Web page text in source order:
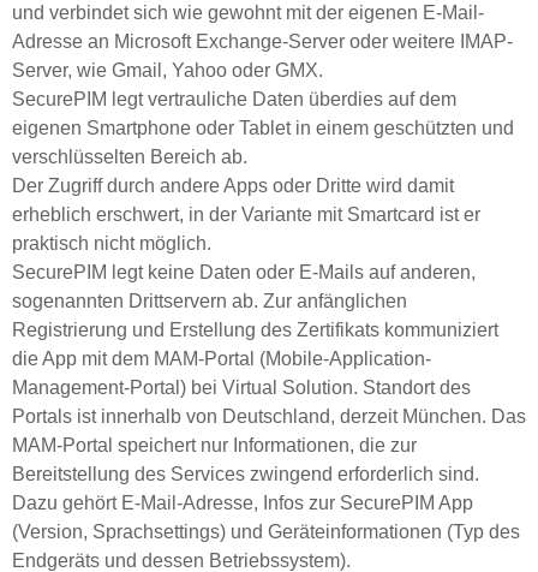
und verbindet sich wie gewohnt mit der eigenen E-Mail-
Adresse an Microsoft Exchange-Server oder weitere IMAP-
Server, wie Gmail, Yahoo oder GMX.
SecurePIM legt vertrauliche Daten überdies auf dem
eigenen Smartphone oder Tablet in einem geschützten und
verschlüsselten Bereich ab.
Der Zugriff durch andere Apps oder Dritte wird damit
erheblich erschwert, in der Variante mit Smartcard ist er
praktisch nicht möglich.
SecurePIM legt keine Daten oder E-Mails auf anderen,
sogenannten Drittservern ab. Zur anfänglichen
Registrierung und Erstellung des Zertifikats kommuniziert
die App mit dem MAM-Portal (Mobile-Application-
Management-Portal) bei Virtual Solution. Standort des
Portals ist innerhalb von Deutschland, derzeit München. Das
MAM-Portal speichert nur Informationen, die zur
Bereitstellung des Services zwingend erforderlich sind.
Dazu gehört E-Mail-Adresse, Infos zur SecurePIM App
(Version, Sprachsettings) und Geräteinformationen (Typ des
Endgeräts und dessen Betriebssystem).